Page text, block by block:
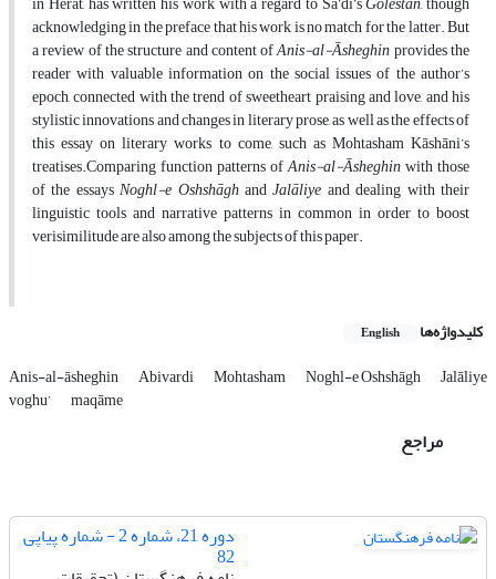
acknowledging in the preface that his work is no match for the latter. But
a review of the structure and content ofAnis-al-Āsheghinprovides the
reader with valuable information on the social issues of the author’s
epoch, connected with the trend of sweetheart praising and love, and his
stylistic innovations and changes in literary prose, as well as the effects of
this essay on literary works to come, such as Mohtasham Kāshāni’s
treatises.Comparing function patterns ofAnis-al-Āsheghinwith those
of the essaysNoghl-e OshshāghandJalāliye and dealing with their
linguistic tools and narrative patterns in common in order to boost
verisimilitude are also among the subjects of this paper.
کلیدواژه‌ها English
Anis-al-āsheghin Abivardi Mohtasham Noghl-e Oshshāgh Jalāliye
voghu’ maqāme
مراجع
دوره 21، شماره 2 - شماره پیاپی
82